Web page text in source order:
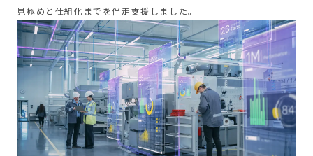
見極めと仕組化までを伴走支援しました。